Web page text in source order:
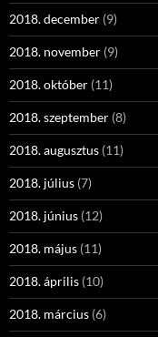
2018. december (9)
2018. november (9)
2018. október (11)
2018. szeptember (8)
2018. augusztus (11)
2018. július (7)
2018. június (12)
2018. május (11)
2018. április (10)
2018. március (6)